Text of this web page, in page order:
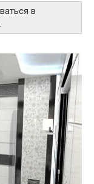
в